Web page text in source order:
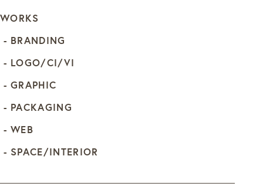
WORKS
BRANDING
LOGO/CI/VI
GRAPHIC
PACKAGING
WEB
SPACE/INTERIOR